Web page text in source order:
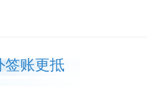
账更抵